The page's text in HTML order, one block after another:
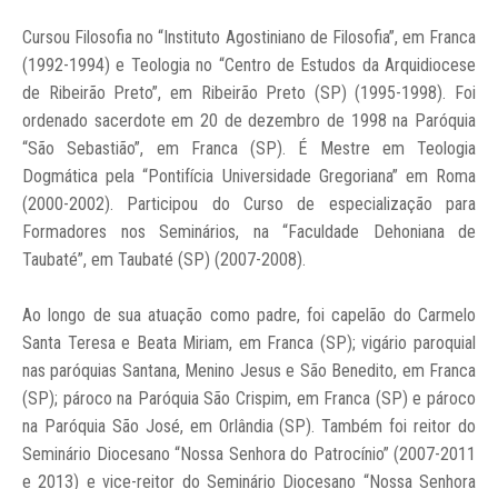
Cursou Filosofia no “Instituto Agostiniano de Filosofia”, em Franca
(1992-1994) e Teologia no “Centro de Estudos da Arquidiocese
de Ribeirão Preto”, em Ribeirão Preto (SP) (1995-1998). Foi
ordenado sacerdote em 20 de dezembro de 1998 na Paróquia
“São Sebastião”, em Franca (SP). É Mestre em Teologia
Dogmática pela “Pontifícia Universidade Gregoriana” em Roma
(2000-2002). Participou do Curso de especialização para
Formadores nos Seminários, na “Faculdade Dehoniana de
Taubaté”, em Taubaté (SP) (2007-2008).
Ao longo de sua atuação como padre, foi capelão do Carmelo
Santa Teresa e Beata Miriam, em Franca (SP); vigário paroquial
nas paróquias Santana, Menino Jesus e São Benedito, em Franca
(SP); pároco na Paróquia São Crispim, em Franca (SP) e pároco
na Paróquia São José, em Orlândia (SP). Também foi reitor do
Seminário Diocesano “Nossa Senhora do Patrocínio” (2007-2011
e 2013) e vice-reitor do Seminário Diocesano “Nossa Senhora